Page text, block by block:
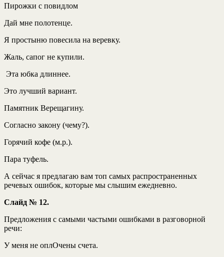
Пирожки с повидлом
Дай мне полотенце.
Я простыню повесила на веревку.
Жаль, сапог не купили.
Эта юбка длиннее.
Это лучший вариант.
Памятник Верещагину.
Согласно закону (чему?).
Горячий кофе (м.р.).
Пара туфель.
А сейчас я предлагаю вам топ самых распространенных
речевых ошибок, которые мы слышим ежедневно.
Слайд № 12.
Предложения с самыми частыми ошибками в разговорной
речи:
У меня не оплОчены счета.